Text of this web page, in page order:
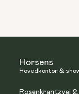
Horsens
Hovedkontor &
Rosenkrantzvej 2,